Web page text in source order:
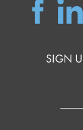
SIGN